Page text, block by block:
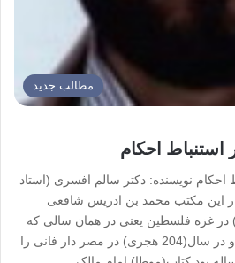
مطالب جدید
احکام
نویسنده: دکتر سالم افسری (استاد
این مکتب محمد بن ادریس شافعی
سال(150 هجری) در غزه فلسطین یعنی در همان سالی که
ابو حنیفه در گذشت بدنیا آمد و در سال(204 هجری) در مصر دار فانی را